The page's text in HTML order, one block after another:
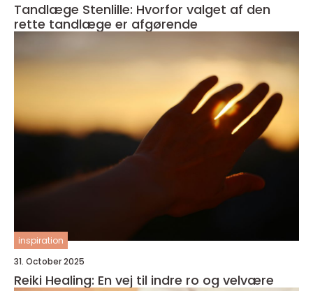
Tandlæge Stenlille: Hvorfor valget af den
rette tandlæge er afgørende
inspiration
31. October 2025
Reiki Healing: En vej til indre ro og velvære